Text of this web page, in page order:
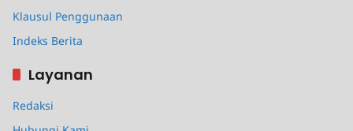
Klausul Penggunaan
Indeks Berita
Layanan
Redaksi